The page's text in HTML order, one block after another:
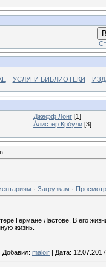
УСЛУГИ БИБЛИОТЕКИ
Джефф Лонг [1]
А́листер Кро́ули [3]
· Загрузкам ·
Германе Ластове. В его
жизнь.
Добавил: maloir | Дата: 12.07.2017